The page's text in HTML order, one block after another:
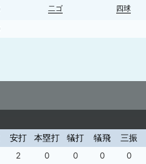
二ゴ 四球
安打 本塁打 犠打 犠飛 三振
2 0 0 0 0